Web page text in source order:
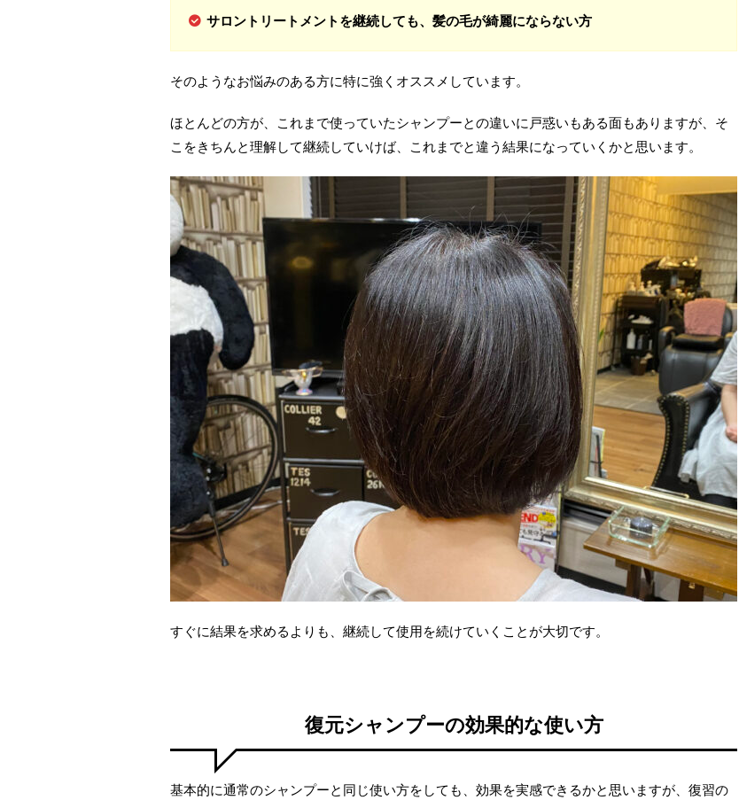
サロントリートメントを継続しても、髪の毛が綺麗にならない方
そのようなお悩みのある方に特に強くオススメしています。
ほとんどの方が、これまで使っていたシャンプーとの違いに戸惑いもある面もありますが、そ
こをきちんと理解して継続していけば、これまでと違う結果になっていくかと思います。
すぐに結果を求めるよりも、継続して使用を続けていくことが大切です。
復元シャンプーの効果的な使い方
基本的に通常のシャンプーと同じ使い方をしても、効果を実感できるかと思いますが、復習の